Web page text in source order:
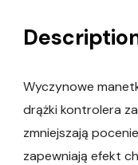
Wyczynowe
drążki kontrolera
zmniejszają
zapewniają efekt